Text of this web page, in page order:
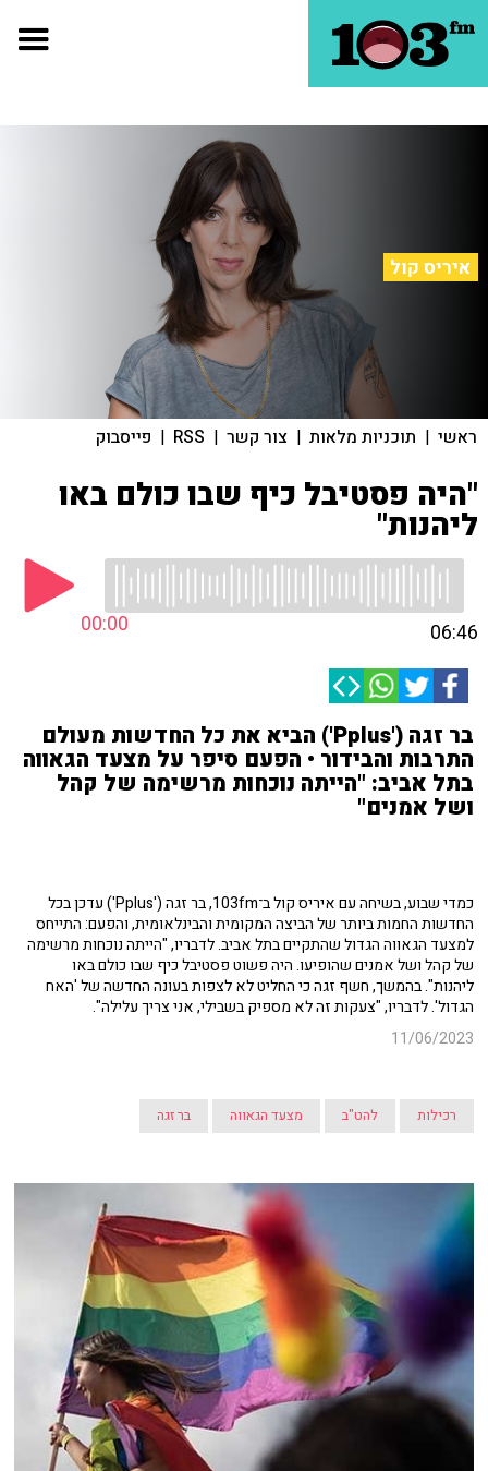
איריס קול
ראשי | תוכניות מלאות | צור קשר |
RSS
| פייסבוק
"היה פסטיבל כיף שבו כולם באו
ליהנות"
00:00 06:46
בר זגה ('Pplus') הביא את כל החדשות מעולם
התרבות והבידור • הפעם סיפר על מצעד הגאווה
בתל אביב: "הייתה נוכחות מרשימה של קהל
ושל אמנים"
כמדי שבוע, בשיחה עם איריס קול ב־103fm, בר זגה ('Pplus') עדכן בכל
החדשות החמות ביותר של הביצה המקומית והבינלאומית, והפעם: התייחס
למצעד הגאווה הגדול שהתקיים בתל אביב. לדבריו, "הייתה נוכחות מרשימה
של קהל ושל אמנים שהופיעו. היה פשוט פסטיבל כיף שבו כולם באו
ליהנות".בהמשך, חשף זגה כי החליט לא לצפות בעונה החדשה של 'האח
הגדול'. לדבריו, "צעקות זה לא מספיק בשבילי, אני צריך עלילה".
11/06/2023
רכילות להט"ב מצעד הגאווה בר זגה